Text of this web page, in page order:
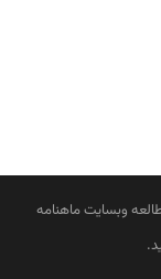
وبسایت ماهنامه